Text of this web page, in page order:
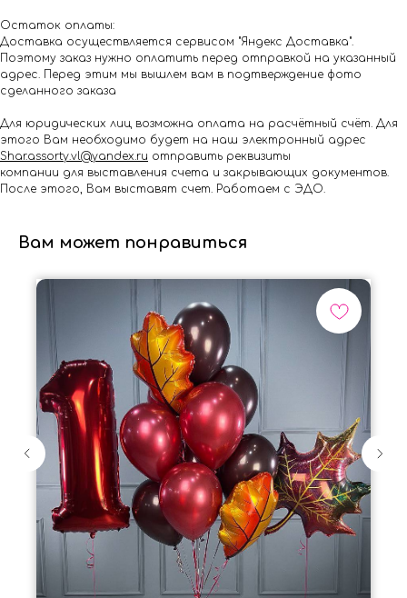
Остаток оплаты:
Доставка осуществляется сервисом "Яндекс Доставка".
Поэтому заказ нужно оплатить перед отправкой на указанный
адрес. Перед этим мы вышлем вам в подтверждение фото
сделанного заказа
Для юридических лиц возможна оплата на расчётный счёт. Для
этого Вам необходимо будет на наш электронный адрес
Shar.assorty.vl@yandex.ru отправить реквизиты
компании для выставления счета и закрывающих документов.
После этого, Вам выставят счет. Работаем с ЭДО.
Вам может понравиться